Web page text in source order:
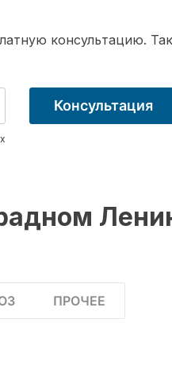
консультацию.
Консультация
ПРОЧЕЕ